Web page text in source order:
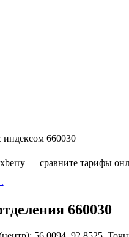
индексом 660030
— сравните тарифы
660030